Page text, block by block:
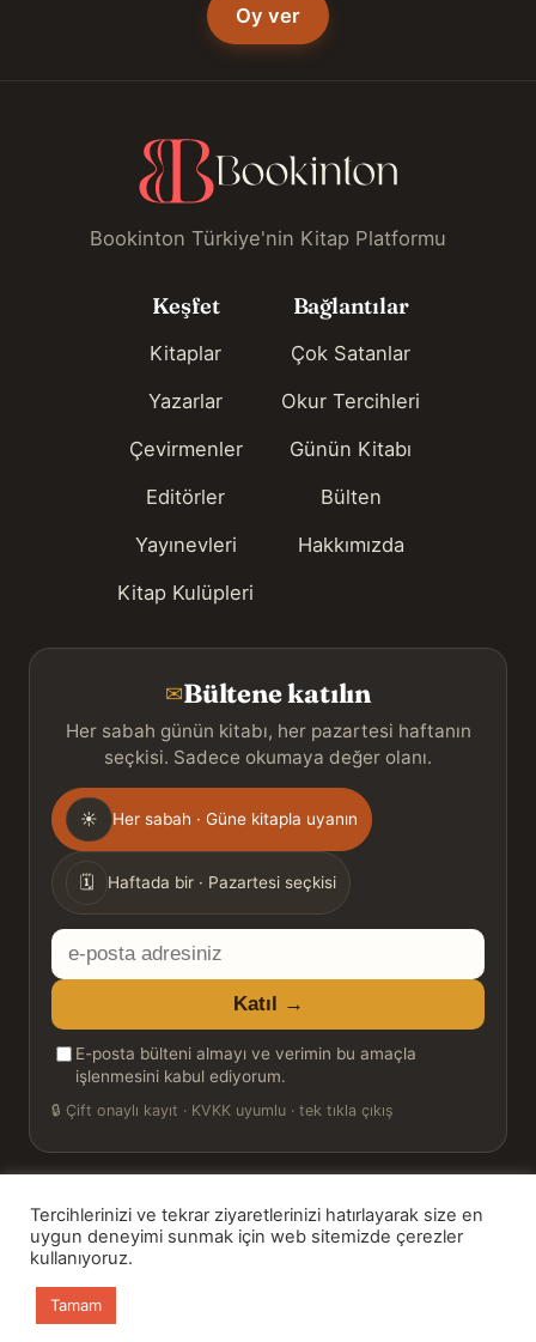
Oy ver
Bookinton Türkiye'nin Kitap Platformu
Keşfet
Kitaplar
Yazarlar
Çevirmenler
Editörler
Yayınevleri
Kitap Kulüpleri
Bağlantılar
Çok Satanlar
Okur Tercihleri
Günün Kitabı
Bülten
Hakkımızda
✉Bültene katılın
Her sabah günün kitabı, her pazartesi haftanın
seçkisi. Sadece okumaya değer olanı.
Gönderim
sıklığı
☀ Her sabah · Güne kitapla uyanın
🗓 Haftada bir · Pazartesi seçkisi
E-
posta
adresiniz
Katıl →
E-posta bülteni almayı ve verimin bu amaçla
işlenmesini kabul ediyorum.
🔒 Çift onaylı kayıt · KVKK uyumlu · tek tıkla çıkış
© 2026 Bookinton — Türkiye’nin Kitap Platformu
HT Book Review — webmaster: Hakan Turgay
Tercihlerinizi ve tekrar ziyaretlerinizi hatırlayarak size en
uygun deneyimi sunmak için web sitemizde çerezler
kullanıyoruz.
Tamam